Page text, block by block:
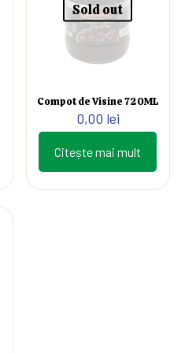
Sold out
Compot de Visine 720ML
0,00 lei
Citește mai mult